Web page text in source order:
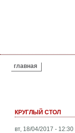
ВЫ ЗДЕСЬ
главная
КРУГЛЫЙ СТОЛ
вт, 18/04/2017 - 12:30